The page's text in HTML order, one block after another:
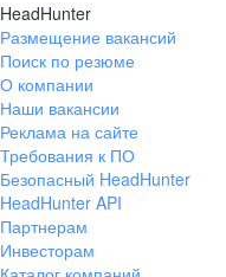
HeadHunter
Размещение вакансий
Поиск по резюме
О компании
Наши вакансии
Реклама на сайте
Требования к ПО
Безопасный HeadHunter
HeadHunter API
Партнерам
Инвесторам